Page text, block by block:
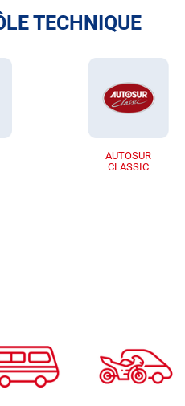
TECHNIQUE
AUTOSUR
CLASSIC